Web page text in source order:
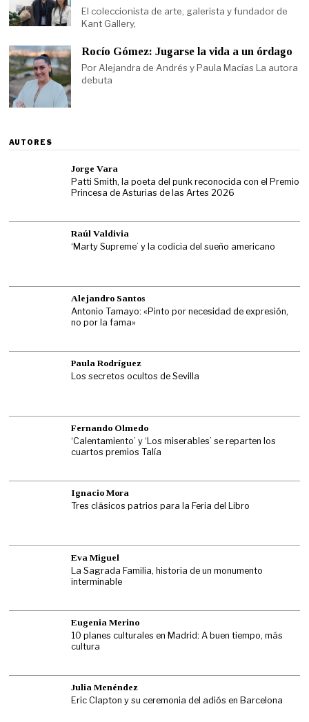
El coleccionista de arte, galerista y fundador de
Kant Gallery,
Rocío Gómez: Jugarse la vida a un órdago
Por Alejandra de Andrés y Paula Macías La autora
debuta
AUTORES
Jorge Vara
Patti Smith, la poeta del punk reconocida con el Premio
Princesa de Asturias de las Artes 2026
Raúl Valdivia
‘Marty Supreme’ y la codicia del sueño americano
Alejandro Santos
Antonio Tamayo: «Pinto por necesidad de expresión,
no por la fama»
Paula Rodríguez
Los secretos ocultos de Sevilla
Fernando Olmedo
‘Calentamiento’ y ‘Los miserables’ se reparten los
cuartos premios Talía
Ignacio Mora
Tres clásicos patrios para la Feria del Libro
Eva Miguel
La Sagrada Familia, historia de un monumento
interminable
Eugenia Merino
10 planes culturales en Madrid: A buen tiempo, más
cultura
Julia Menéndez
Eric Clapton y su ceremonia del adiós en Barcelona